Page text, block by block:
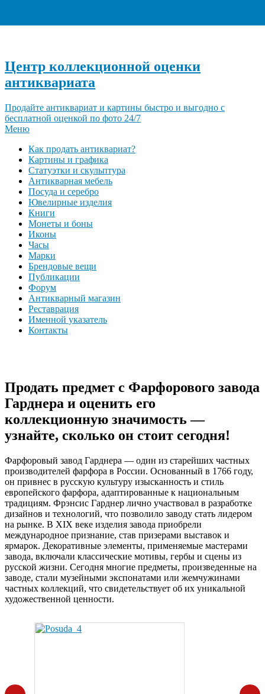
Центр коллекционной оценки
антиквариата
Продайте антиквариат и картины быстро и выгодно с
бесплатной оценкой по фото 24/7
Меню
Как продать антиквариат?
Картины и графика
Статуэтки и скульптура
Антикварная мебель
Посуда и серебро
Ювелирные изделия
Книги
Монеты и боны
Иконы
Часы
Марки
Брендовые вещи
Публикации
Форум
Антикварный магазин
Реставрация
Именной указатель
Контакты
Продать предмет с Фарфорового завода
Гарднера и оценить его
коллекционную значимость —
узнайте, сколько он стоит сегодня!
Фарфоровый завод Гарднера — один из старейших частных
производителей фарфора в России. Основанный в 1766 году,
он привнес в русскую культуру изысканность и стиль
европейского фарфора, адаптированные к национальным
традициям. Фрэнсис Гарднер лично участвовал в разработке
дизайнов и технологий, что позволило заводу стать лидером
на рынке. В XIX веке изделия завода приобрели
международное признание, став призерами выставок и
ярмарок. Декоративные элементы, применяемые мастерами
завода, включали классические мотивы, гербы и сцены из
русской жизни. Сегодня многие предметы, произведенные на
заводе, стали музейными экспонатами или жемчужинами
частных коллекций, что свидетельствует об их уникальной
художественной ценности.